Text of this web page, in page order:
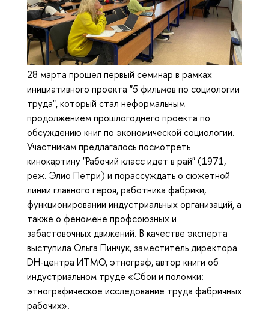
28 марта прошел первый семинар в рамках
инициативного проекта "5 фильмов по социологии
труда", который стал неформальным
продолжением прошлогоднего проекта по
обсуждению книг по экономической социологии.
Участникам предлагалось посмотреть
кинокартину "Рабочий класс идет в рай" (1971,
реж. Элио Петри) и порассуждать о сюжетной
линии главного героя, работника фабрики,
функционировании индустриальных организаций, а
также о феномене профсоюзных и
забастовочных движений. В качестве эксперта
выступила Ольга Пинчук, заместитель директора
DH-центра ИТМО, этнограф, автор книги об
индустриальном труде «Сбои и поломки:
этнографическое исследование труда фабричных
рабочих».